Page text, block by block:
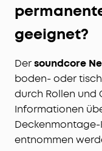
geeignet?
Dersoundcore
boden- oder
durch Rollen und
Informationen
entnommen